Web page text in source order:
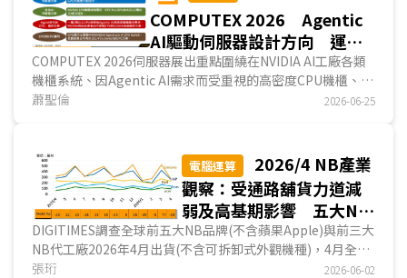
台的開放AI Ethernet Fabric。AI互連競爭正由追求高速率，
延伸到不同距離、功耗與系統整合條件下..
COMPUTEX 2026 Agentic
AI驅動伺服器設計方向 運
算、儲存、互連皆有重點
COMPUTEX 2026伺服器展出重點圍繞在NVIDIA AI工廠各類
機櫃系統、因Agentic AI需求而受重視的高密度CPU機櫃、高
速SSD儲存方案，以及CPO、CPC的整機或部...
蕭聖倫 2026-06-25
電腦運算
2026/4 NB產業
觀察：受通路舖貨力道減
弱及高基期影響 五大NB
品牌出貨月減33%
DIGITIMES調查全球前五大NB品牌(不含蘋果Apple)與前三大
NB代工廠2026年4月出貨(不含可拆卸式外觀機種)，4月全球
NB市場適逢通路業者鋪貨空檔，前五大NB品牌合計出貨月減
張珩 2026-06-02